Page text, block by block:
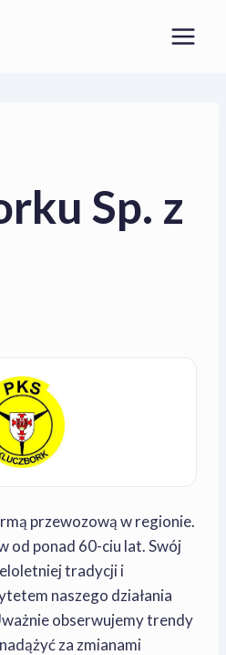
Sp. z
przewozową w regionie.
od ponad 60-ciu lat. Swój
tradycji i
naszego działania
obserwujemy trendy
za zmianami